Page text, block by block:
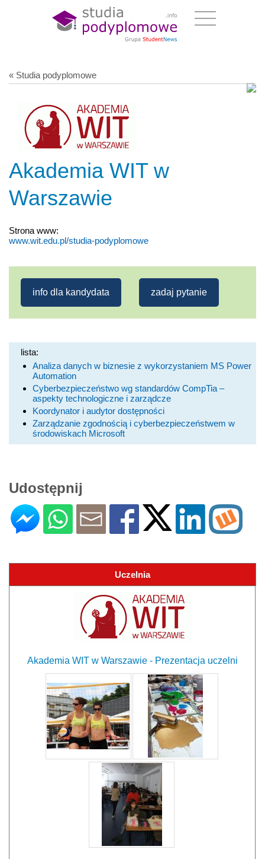
« Studia podyplomowe
Akademia WIT w
Warszawie
Strona www:
www.wit.edu.pl/studia-podyplomowe
info dla kandydata zadaj pytanie
lista:
Analiza danych w biznesie z wykorzystaniem MS Power
Automation
Cyberbezpieczeństwo wg standardów CompTia –
aspekty technologiczne i zarządcze
Koordynator i audytor dostępności
Zarządzanie zgodnością i cyberbezpieczeństwem w
środowiskach Microsoft
Udostępnij
Uczelnia
Akademia WIT w Warszawie - Prezentacja uczelni